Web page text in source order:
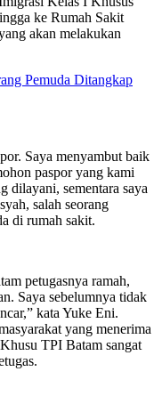
ke Rumah Sakit
akan melakukan
Pemuda Ditangkap
Saya menyambut baik
paspor yang kami
dilayani, sementara saya
salah seorang
di rumah sakit.
petugasnya ramah,
Saya sebelumnya tidak
kata Yuke Eni.
yang menerima
TPI Batam sangat